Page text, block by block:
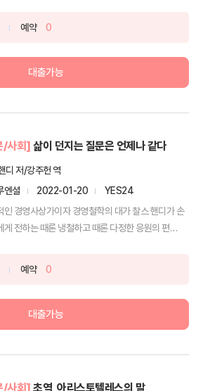
예약 0
대출가능
/사회] 삶이 던지는 질문은 언제나 같다
디 저/강주헌 역
엔셜
2022-01-20
YES24
인 경영사상가이자 경영철학의 대가 찰스 핸디가 손
게 전하는 때론 냉철하고 때론 다정한 응원의 편
예약 0
대출가능
/사회] 초역, 아리스토텔레스의 말